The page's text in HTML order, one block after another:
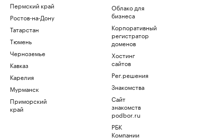
Пермский край
Ростов-на-Дону
Татарстан
Тюмень
Черноземье
Кавказ
Карелия
Мурманск
Приморский
край
Облако для
бизнеса
Корпоративный
регистратор
доменов
Хостинг
сайтов
Рег.решения
Знакомства
Сайт
знакомств
podbor.ru
РБК
Компании